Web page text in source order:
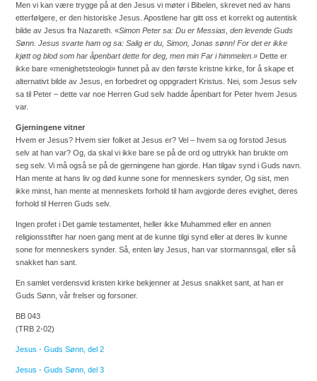
Men vi kan være trygge på at den Jesus vi møter i Bibelen, skrevet ned av hans
etterfølgere, er den historiske Jesus. Apostlene har gitt oss et korrekt og autentisk
bilde av Jesus fra Nazareth. «Simon Peter sa: Du er Messias, den levende Guds
Sønn. Jesus svarte ham og sa: Salig er du, Simon, Jonas sønn! For det er ikke
kjøtt og blod som har åpenbart dette for deg, men min Far i himmelen.» Dette er
ikke bare «menighetsteologi» funnet på av den første kristne kirke, for å skape et
alternativt bilde av Jesus, en forbedret og oppgradert Kristus. Nei, som Jesus selv
sa til Peter – dette var noe Herren Gud selv hadde åpenbart for Peter hvem Jesus
var.
Gjerningene vitner
Hvem er Jesus? Hvem sier folket at Jesus er? Vel – hvem sa og forstod Jesus
selv at han var? Og, da skal vi ikke bare se på de ord og uttrykk han brukte om
seg selv. Vi må også se på de gjerningene han gjorde. Han tilgav synd i Guds navn.
Han mente at hans liv og død kunne sone for menneskers synder, Og sist, men
ikke minst, han mente at menneskets forhold til ham avgjorde deres evighet, deres
forhold til Herren Guds selv.
Ingen profet i Det gamle testamentet, heller ikke Muhammed eller en annen
religionsstifter har noen gang ment at de kunne tilgi synd eller at deres liv kunne
sone for menneskers synder. Så, enten løy Jesus, han var stormannsgal, eller så
snakket han sant.
En samlet verdensvid kristen kirke bekjenner at Jesus snakket sant, at han er
Guds Sønn, vår frelser og forsoner.
BB 043
(TRB 2-02)
Jesus - Guds Sønn, del 2
Jesus - Guds Sønn, del 3